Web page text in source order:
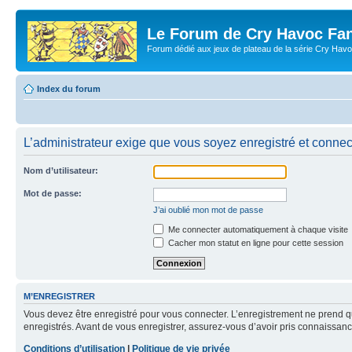
Le Forum de Cry Havoc
Forum dédié aux jeux de plateau de la série Cry
Index du forum
L’administrateur exige que vous soyez enregistré et
Nom d’utilisateur:
Mot de passe:
J’ai oublié mon mot de passe
Me connecter automatiquement à chaque visite
Cacher mon statut en ligne pour cette session
M’ENREGISTRER
Vous devez être enregistré pour vous connecter. L’enregistrement ne
enregistrés. Avant de vous enregistrer, assurez-vous d’avoir pris
Conditions d’utilisation
Politique de vie privée